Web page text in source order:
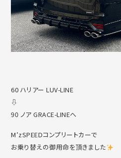
60 ハリアー LUV-LINE
⇩
90 ノア GRACE-LINEへ
M’zSPEEDコンプリートカーで
お乗り替えの御用命を頂きました